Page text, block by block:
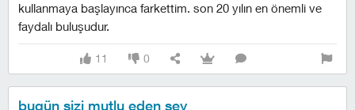
kullanmaya başlayınca farkettim. son 20 yılın en önemli ve
faydalı buluşudur.
11 0
bugün sizi mutlu eden şey